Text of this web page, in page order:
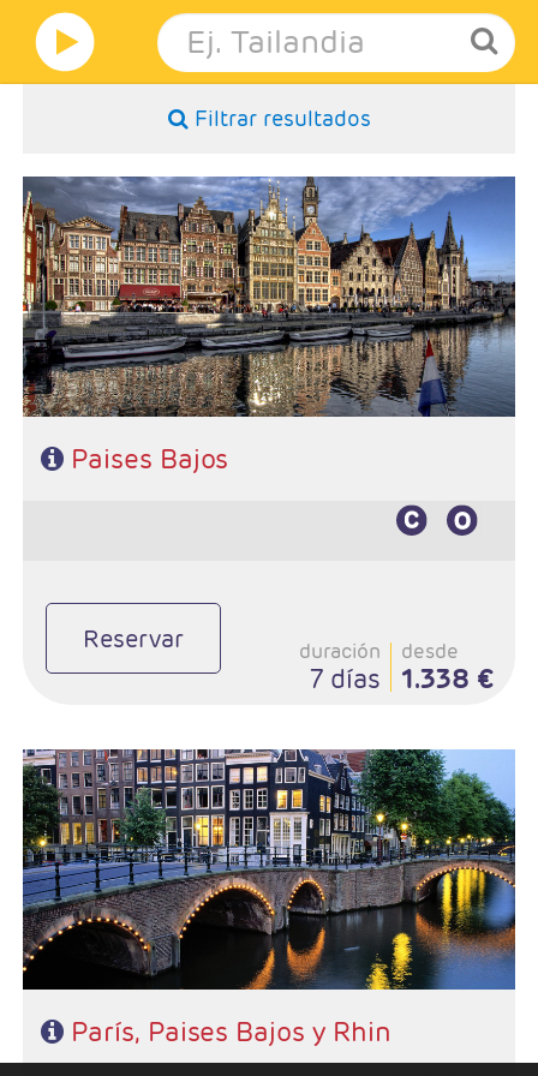
Filtrar resultados
- Salidas Martes
- Ruta: 2 noches Bruselas, 1 noche Brujas y 3 noches Amsterdam
- Régimen: Alojamiento y desayuno
- Hoteles 4* y3* Sup
Paises Bajos
Reservar duración
7 días
desde
1.338 €
- Salidas: Domingos
- Ruta: 3 noches París, 1Bruselas, 1 Brujas, 2 Amsterdam, 1
Frankfurt
- Categoría hotelera: 4*
- Régimen: AD
París, Paises Bajos y Rhin